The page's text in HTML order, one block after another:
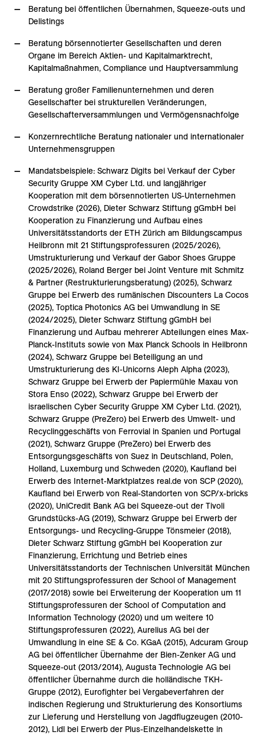
Beratung bei öffentlichen Übernahmen, Squeeze-outs und
Delistings
Beratung börsennotierter Gesellschaften und deren
Organe im Bereich Aktien- und Kapitalmarktrecht,
Kapitalmaßnahmen, Compliance und Hauptversammlung
Beratung großer Familienunternehmen und deren
Gesellschafter bei strukturellen Veränderungen,
Gesellschafterversammlungen und Vermögensnachfolge
Konzernrechtliche Beratung nationaler und internationaler
Unternehmensgruppen
Mandatsbeispiele: Schwarz Digits bei Verkauf der Cyber
Security Gruppe XM Cyber Ltd. und langjähriger
Kooperation mit dem börsennotierten US-Unternehmen
Crowdstrike (2026), Dieter Schwarz Stiftung gGmbH bei
Kooperation zu Finanzierung und Aufbau eines
Universitätsstandorts der ETH Zürich am Bildungscampus
Heilbronn mit 21 Stiftungsprofessuren (2025/2026),
Umstrukturierung und Verkauf der Gabor Shoes Gruppe
(2025/2026), Roland Berger bei Joint Venture mit Schmitz
& Partner (Restrukturierungsberatung) (2025), Schwarz
Gruppe bei Erwerb des rumänischen Discounters La Cocos
(2025), Toptica Photonics AG bei Umwandlung in SE
(2024/2025), Dieter Schwarz Stiftung gGmbH bei
Finanzierung und Aufbau mehrerer Abteilungen eines Max-
Planck-Instituts sowie von Max Planck Schools in Heilbronn
(2024), Schwarz Gruppe bei Beteiligung an und
Umstrukturierung des KI-Unicorns Aleph Alpha (2023),
Schwarz Gruppe bei Erwerb der Papiermühle Maxau von
Stora Enso (2022), Schwarz Gruppe bei Erwerb der
israelischen Cyber Security Gruppe XM Cyber Ltd. (2021),
Schwarz Gruppe (PreZero) bei Erwerb des Umwelt- und
Recyclinggeschäfts von Ferrovial in Spanien und Portugal
(2021), Schwarz Gruppe (PreZero) bei Erwerb des
Entsorgungsgeschäfts von Suez in Deutschland, Polen,
Holland, Luxemburg und Schweden (2020), Kaufland bei
Erwerb des Internet-Marktplatzes real.de von SCP (2020),
Kaufland bei Erwerb von Real-Standorten von SCP/x-bricks
(2020), UniCredit Bank AG bei Squeeze-out der Tivoli
Grundstücks-AG (2019), Schwarz Gruppe bei Erwerb der
Entsorgungs- und Recycling-Gruppe Tönsmeier (2018),
Dieter Schwarz Stiftung gGmbH bei Kooperation zur
Finanzierung, Errichtung und Betrieb eines
Universitätsstandorts der Technischen Universität München
mit 20 Stiftungsprofessuren der School of Management
(2017/2018) sowie bei Erweiterung der Kooperation um 11
Stiftungsprofessuren der School of Computation and
Information Technology (2020) und um weitere 10
Stiftungsprofessuren (2022), Aurelius AG bei der
Umwandlung in eine SE & Co. KGaA (2015), Adcuram Group
AG bei öffentlicher Übernahme der Bien-Zenker AG und
Squeeze-out (2013/2014), Augusta Technologie AG bei
öffentlicher Übernahme durch die holländische TKH-
Gruppe (2012), Eurofighter bei Vergabeverfahren der
indischen Regierung und Strukturierung des Konsortiums
zur Lieferung und Herstellung von Jagdflugzeugen (2010-
2012), Lidl bei Erwerb der Plus-Einzelhandelskette in